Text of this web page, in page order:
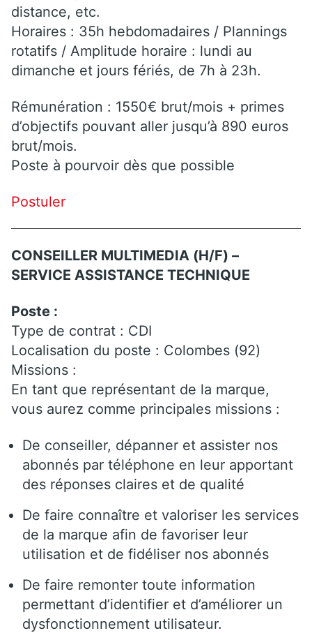
distance, etc.
Horaires : 35h hebdomadaires / Plannings
rotatifs / Amplitude horaire : lundi au
dimanche et jours fériés, de 7h à 23h.
Rémunération : 1550€ brut/mois + primes
d’objectifs pouvant aller jusqu’à 890 euros
brut/mois.
Poste à pourvoir dès que possible
Postuler
CONSEILLER MULTIMEDIA (H/F) –
SERVICE ASSISTANCE TECHNIQUE
Poste :
Type de contrat : CDI
Localisation du poste : Colombes (92)
Missions :
En tant que représentant de la marque,
vous aurez comme principales missions :
De conseiller, dépanner et assister nos
abonnés par téléphone en leur apportant
des réponses claires et de qualité
De faire connaître et valoriser les services
de la marque afin de favoriser leur
utilisation et de fidéliser nos abonnés
De faire remonter toute information
permettant d’identifier et d’améliorer un
dysfonctionnement utilisateur.